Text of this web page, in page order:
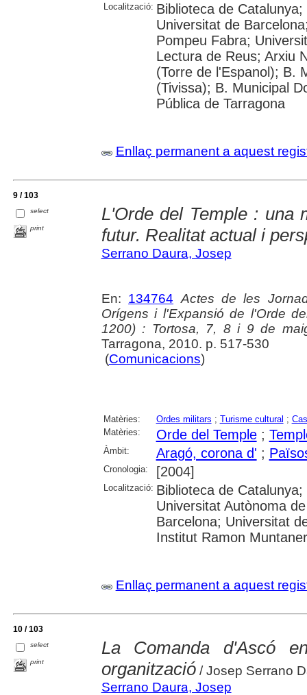
Localització: Biblioteca de
Universitat de
Pompeu Fabra;
Lectura de Reus; Arxiu
(Torre de l'Espanol); B.
(Tivissa); B. Municipal
Pública de Tarragona
Enllaç permanent a aquest
9 / 103
select
print
L'Orde del Temple : una
futur. Realitat actual i
Serrano Daura, Josep
En: 134764 Actes de les
Orígens i l'Expansió de l'Orde
1200) : Tortosa, 7, 8 i 9 de
Tarragona, 2010. p. 517-530
(Comunicacions)
Matèries: Ordes militars ; Turisme cultural ;
Matèries:
Orde del Temple;
Àmbit: Aragó, corona d' ;
Cronologia: [2004]
Localització: Biblioteca de
Universitat Autònoma
Barcelona; Universitat
Institut Ramon Muntaner
Enllaç permanent a aquest
10 / 103
select
print
La Comanda d'Ascó
organització/ Josep Serrano
Serrano Daura, Josep